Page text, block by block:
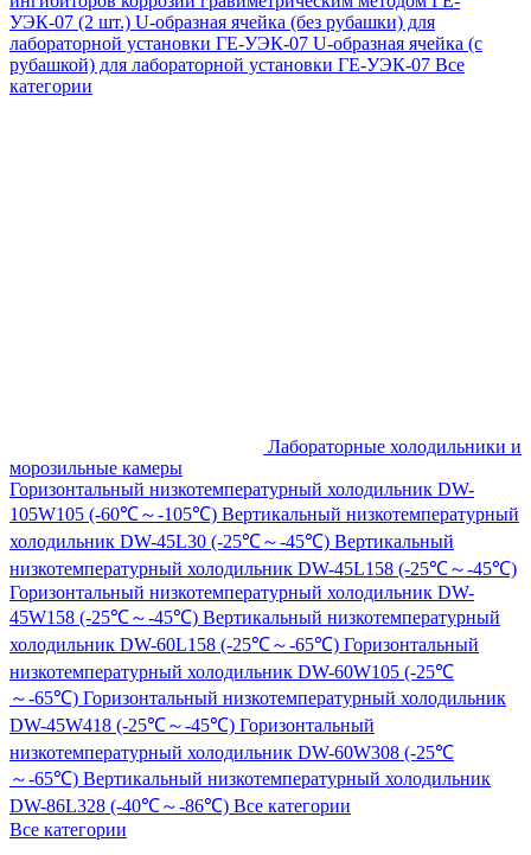
УЭК-07 (2 шт.) U-образная ячейка (без рубашки) для
лабораторной установки ГЕ-УЭК-07 U-образная ячейка (с
рубашкой) для лабораторной установки ГЕ-УЭК-07 Все
категории
Лабораторные холодильники и
морозильные камеры
Горизонтальный низкотемпературный холодильник DW-
105W105 (-60℃～-105℃) Вертикальный низкотемпературный
холодильник DW-45L30 (-25℃～-45℃) Вертикальный
низкотемпературный холодильник DW-45L158 (-25℃～-45℃)
Горизонтальный низкотемпературный холодильник DW-
45W158 (-25℃～-45℃) Вертикальный низкотемпературный
холодильник DW-60L158 (-25℃～-65℃) Горизонтальный
низкотемпературный холодильник DW-60W105 (-25℃
～-65℃) Горизонтальный низкотемпературный холодильник
DW-45W418 (-25℃～-45℃) Горизонтальный
низкотемпературный холодильник DW-60W308 (-25℃
～-65℃) Вертикальный низкотемпературный холодильник
DW-86L328 (-40℃～-86℃) Все категории
Все категории